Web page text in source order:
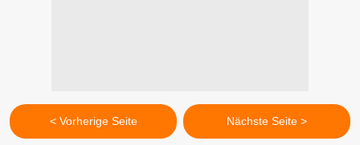
< Vorherige Seite Nächste Seite >